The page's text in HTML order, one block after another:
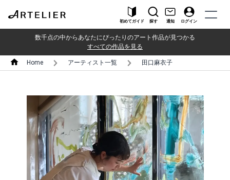
初めてガイド 探す 通知 ログイン
数千点の中からあなたにぴったりのアート作品が見つかる
すべての作品を見る
Home アーティスト一覧 田口麻衣子